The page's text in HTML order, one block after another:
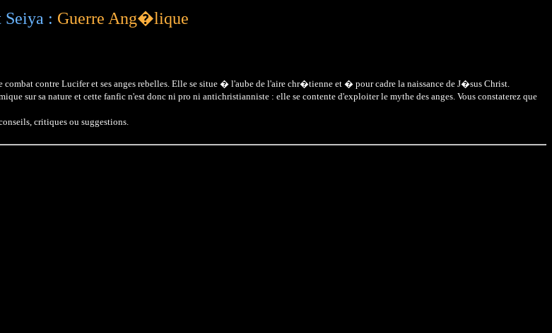
Seiya : Guerre Ang�lique
contre Lucifer et ses anges rebelles. Elle se situe � l'aube de l'aire chr�tienne et � pour cadre la naissance de J�sus Christ.
sur sa nature et cette fanfic n'est donc ni pro ni antichristianniste : elle se contente d'exploiter le mythe des anges. Vous constaterez que
critiques ou suggestions.